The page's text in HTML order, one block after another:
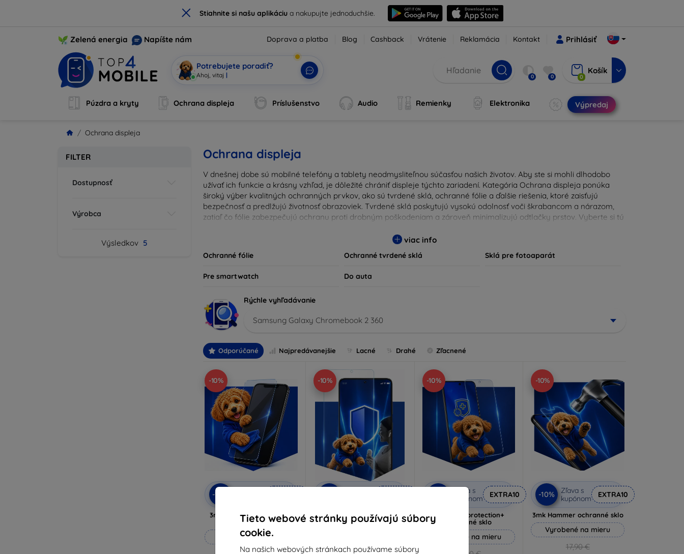
× Stiahnite si našu aplikáciua nakupujte jednoduchšie.
Tieto webové stránky používajú súbory
cookie.
Na našich webových stránkach používame súbory
Zelená energia Napíšte nám Doprava a platba Blog Cashback Vrátenie Reklamácia Kontakt Prihlásiť
Potrebujete poradiť?
Som M| 0 0 0
Košík
Púzdra a kryty Ochrana displeja Príslušenstvo Audio Remienky Elektronika Výpredaj
Ochrana displeja
FILTER
Dostupnosť
Výrobca
Výsledkov 5
Ochrana displeja
V dnešnej dobe sú mobilné telefóny a tablety neodmysliteľnou súčasťou našich životov. Aby ste si mohli dlhodobo
užívať ich funkcie a krásny vzhľad, je dôležité chrániť displeje týchto zariadení. Kategória Ochrana displeja ponúka
široký výber kvalitných ochranných prvkov, ako sú tvrdené sklá, ochranné fólie a ďalšie riešenia, ktoré zaisťujú
bezpečnosť a predlžujú životnosť obrazoviek. Tvrdené sklá poskytujú vysokú odolnosť voči škrabancom a nárazom,
zatiaľ čo fólie zabezpečujú ochranu proti drobným poškodeniam a zároveň minimalizujú odtlačky prstov. Vyberte si tú
produkty kompatibilné s rôznymi značkami a modelmi, čím zaručujeme, že každý zákazník nájde ideálnu ochranu pre
viac info
Ochranné fólie Ochranné tvrdené sklá Sklá pre fotoaparát
Pre smartwatch Do auta
Rýchle vyhľadávanie
Samsung Galaxy Chromebook 2 360
Odporúčané Najpredávanejšie Lacné Drahé Zľacnené
-10%
-10%
3mk Anti-Shock ochranné
sklo
Vyrobené na mieru
-10%
3mk Pure Matt ochranné
sklo
-10%
Zľava s
kupónom
EXTRA10
3mk Silverprotection+
ochranné sklo
Vyrobené na mieru
-10%
-10%
Zľava s
kupónom
EXTRA10
3mk Hammer ochranné sklo
Vyrobené na mieru
17,90 €